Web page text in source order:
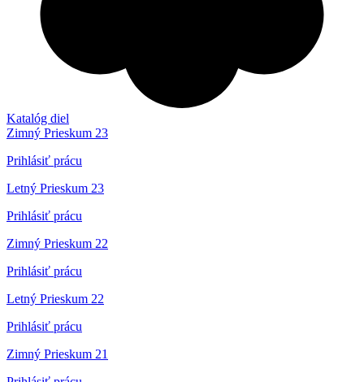
Katalóg diel
Zimný Prieskum 23
Prihlásiť prácu
Letný Prieskum 23
Prihlásiť prácu
Zimný Prieskum 22
Prihlásiť prácu
Letný Prieskum 22
Prihlásiť prácu
Zimný Prieskum 21